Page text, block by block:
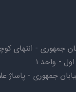
جمهوری - انتهای
جمهوری - پاساژ